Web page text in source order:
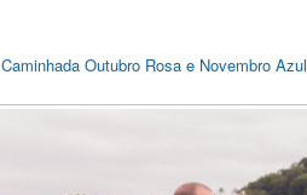
Caminhada Outubro Rosa e Novembro Azul